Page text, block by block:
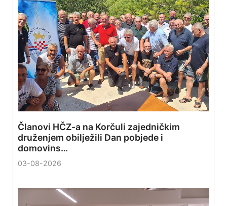
Članovi HČZ-a na Korčuli zajedničkim
druženjem obilježili Dan pobjede i
domovins…
03-08-2026